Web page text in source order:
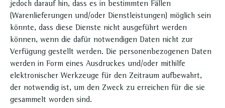
jedoch darauf hin, dass es in bestimmten Fällen
(Warenlieferungen und/oder Dienstleistungen) möglich sein
könnte, dass diese Dienste nicht ausgeführt werden
können, wenn die dafür notwendigen Daten nicht zur
Verfügung gestellt werden. Die personenbezogenen Daten
werden in Form eines Ausdruckes und/oder mithilfe
elektronischer Werkzeuge für den Zeitraum aufbewahrt,
der notwendig ist, um den Zweck zu erreichen für die sie
gesammelt worden sind.